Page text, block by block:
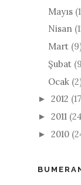
Mayıs
Nisan
Mart
Şubat
Ocak
► 2012
► 2011
► 2010